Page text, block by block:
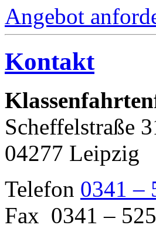
Angebot
Kontakt
Scheffelstraße
04277 Leipzig
Telefon 0341 –
Fax 0341 –